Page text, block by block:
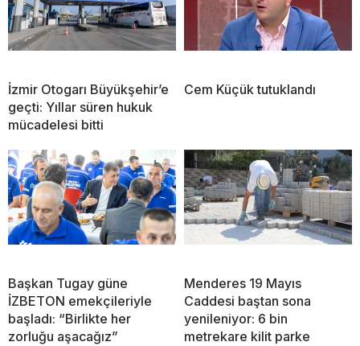
İzmir Otogarı Büyükşehir’e
geçti: Yıllar süren hukuk
mücadelesi bitti
Cem Küçük tutuklandı
Başkan Tugay güne
İZBETON emekçileriyle
başladı: “Birlikte her
zorluğu aşacağız”
Menderes 19 Mayıs
Caddesi baştan sona
yenileniyor: 6 bin
metrekare kilit parke